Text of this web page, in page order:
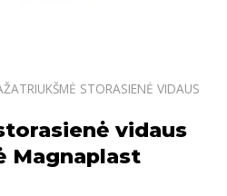
STORASIENĖ VIDAUS
vidaus
Magnaplast